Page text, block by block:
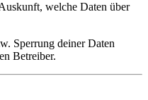
welche Daten über
Sperrung deiner Daten
Betreiber.